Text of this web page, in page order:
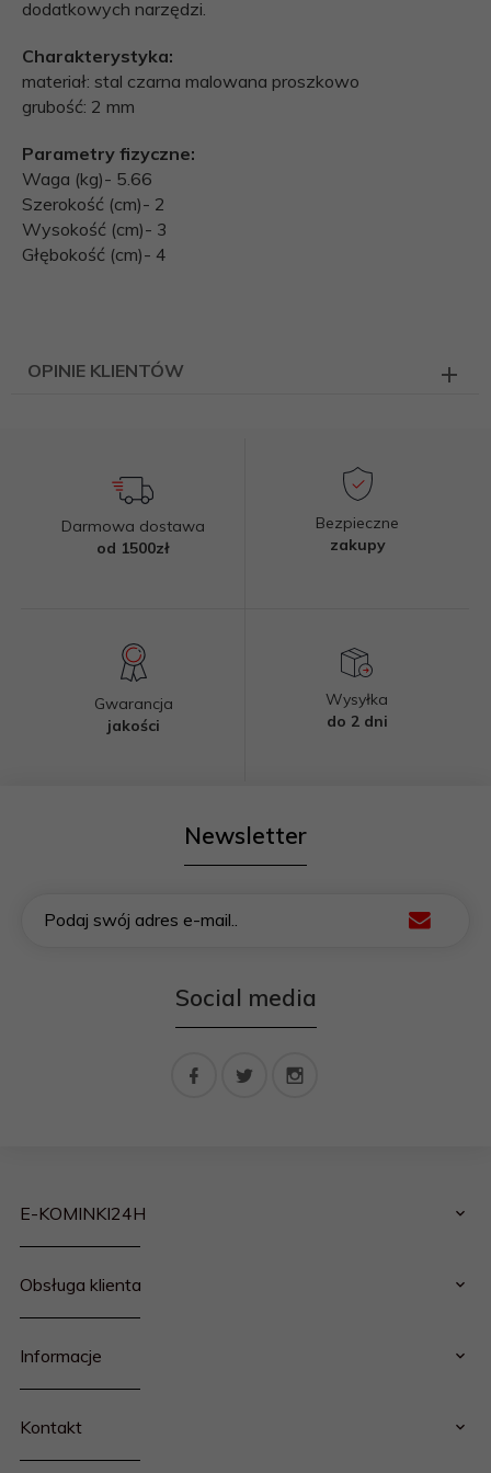
dodatkowych narzędzi.
Charakterystyka:
materiał: stal czarna malowana proszkowo
grubość: 2 mm
Parametry fizyczne:
Waga (kg)- 5.66
Szerokość (cm)- 2
Wysokość (cm)- 3
Głębokość (cm)- 4
OPINIE KLIENTÓW
Darmowa dostawa
od 1500zł
Bezpieczne
zakupy
Gwarancja
jakości
Wysyłka
do 2 dni
Newsletter
Podaj swój adres e-mail..
Social media
Obsługa klienta
Informacje
E-KOMINKI24H
Kontakt